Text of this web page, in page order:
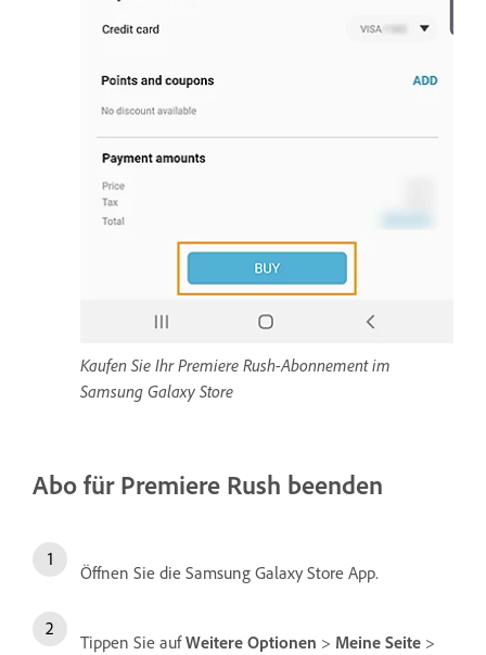
Kaufen Sie Ihr Premiere Rush-Abonnement im
Samsung Galaxy Store
Abo für Premiere Rush beenden
Öffnen Sie die Samsung Galaxy Store App.
Tippen Sie aufWeitere Optionen > Meine Seite >